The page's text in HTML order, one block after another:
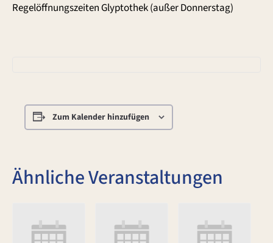
Regelöffnungszeiten Glyptothek (außer Donnerstag)
Zum Kalender hinzufügen
Ähnliche Veranstaltungen